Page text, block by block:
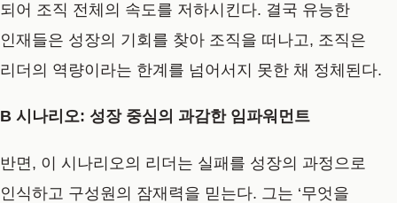
되어 조직 전체의 속도를 저하시킨다. 결국 유능한
인재들은 성장의 기회를 찾아 조직을 떠나고, 조직은
리더의 역량이라는 한계를 넘어서지 못한 채 정체된다.
B 시나리오: 성장 중심의 과감한 임파워먼트
반면, 이 시나리오의 리더는 실패를 성장의 과정으로
인식하고 구성원의 잠재력을 믿는다. 그는 ‘무엇을